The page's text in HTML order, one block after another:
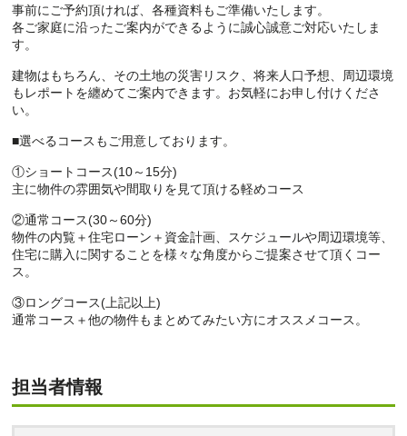
事前にご予約頂ければ、各種資料もご準備いたします。
各ご家庭に沿ったご案内ができるように誠心誠意ご対応いたしま
す。
建物はもちろん、その土地の災害リスク、将来人口予想、周辺環境
もレポートを纏めてご案内できます。お気軽にお申し付けくださ
い。
■選べるコースもご用意しております。
①ショートコース(10～15分)
主に物件の雰囲気や間取りを見て頂ける軽めコース
②通常コース(30～60分)
物件の内覧＋住宅ローン＋資金計画、スケジュールや周辺環境等、
住宅に購入に関することを様々な角度からご提案させて頂くコー
ス。
③ロングコース(上記以上)
通常コース＋他の物件もまとめてみたい方にオススメコース。
担当者情報